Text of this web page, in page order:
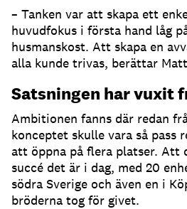
– Tanken var att skapa ett
huvudfokus i första hand låg
husmanskost. Att skapa en
alla kunde trivas, berättar
Satsningen har vuxit
Ambitionen fanns där redan
konceptet skulle vara så pass
att öppna på flera platser. Att
succé det är i dag, med 20
södra Sverige och även en i
bröderna tog för givet.